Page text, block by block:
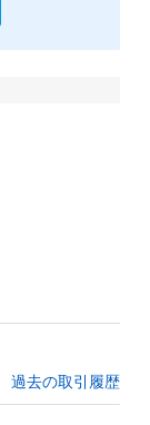
過去の取引履歴